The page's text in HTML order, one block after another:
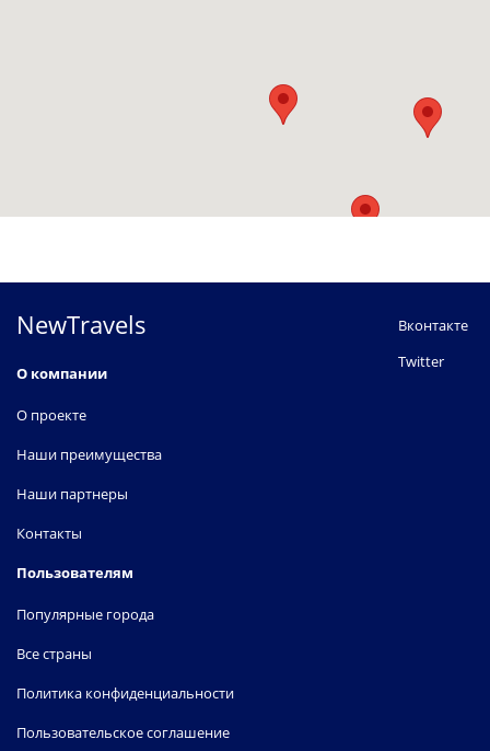
NewTravels
О компании
О проекте
Наши преимущества
Наши партнеры
Контакты
Пользователям
Популярные города
Все страны
Политика конфиденциальности
Пользовательское соглашение
Вконтакте
Twitter